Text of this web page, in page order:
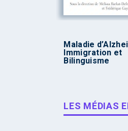
Maladie
Immigration et
Bilinguisme
LES MÉDIAS